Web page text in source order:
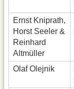
Ernst Kniprath,
Horst Seeler &
Reinhard
Altmüller
Olaf Olejnik